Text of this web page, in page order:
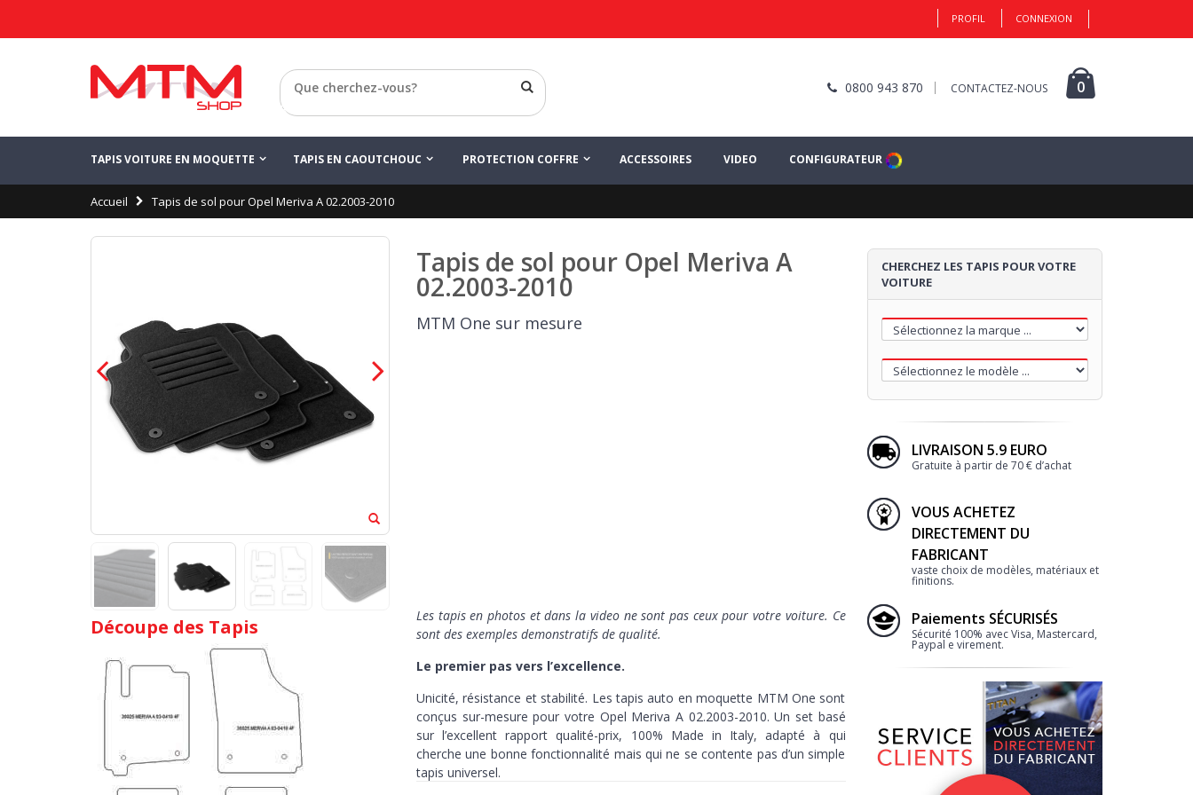
PROFIL CONNEXION
0800 943 870 CONTACTEZ-NOUS 0
Retour
TAPIS VOITURE EN MOQUETTE TAPIS EN CAOUTCHOUC PROTECTION COFFRE ACCESSOIRES VIDEO CONFIGURATEUR
Accueil Tapis de sol pour Opel Meriva A 02.2003-2010
Découpe des Tapis
Tapis de sol pour Opel Meriva A
02.2003-2010
MTM One sur mesure
Les tapis en photos et dans la video ne sont pas ceux pour votre voiture. Ce
sont des exemples demonstratifs de qualité.
Le premier pas vers l’excellence.
Unicité, résistance et stabilité. Les tapis auto en moquette MTM One sont
conçus sur-mesure pour votre Opel Meriva A 02.2003-2010. Un set basé
sur l’excellent rapport qualité-prix, 100% Made in Italy,adapté à qui
cherche une bonne fonctionnalité mais qui ne se contente pas d’un simple
tapis universel.
CHERCHEZ LES TAPIS POUR VOTRE
VOITURE
LIVRAISON 5.9 EURO
Gratuite à partir de 70 € d’achat
VOUS ACHETEZ
DIRECTEMENT DU
FABRICANT
vaste choix de modèles, matériaux et
finitions.
Paiements SÉCURISÉS
Sécurité 100% avec Visa, Mastercard,
Paypal e virement.